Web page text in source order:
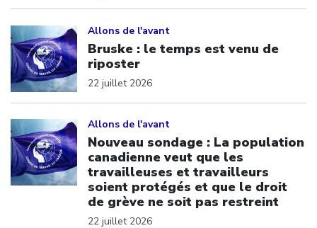
Allons de l'avant
Bruske : le temps est venu de
riposter
22 juillet 2026
Allons de l'avant
Nouveau sondage : La population
canadienne veut que les
travailleuses et travailleurs
soient protégés et que le droit
de grève ne soit pas restreint
22 juillet 2026